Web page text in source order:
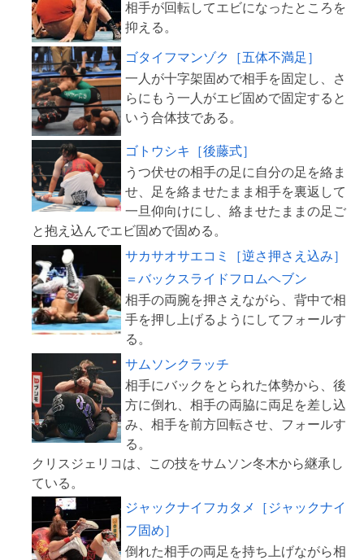
相手が回転してエビになったところを
ゴタイフマンゾク［五体不満足］
一人が十字架固めで相手を固定し、さ
らにもう一人がエビ固めで固定すると
ゴトウシキ［後藤式］
うつ伏せの相手の足に自分の足を絡ま
せ、足を絡ませたまま相手を裏返して
一旦仰向けにし、絡ませたままの足ご
サカサオサエコミ［逆さ押さえ込み］
＝バックスライドフロムヘブン
相手の両腕を押さえながら、背中で相
手を押し上げるようにしてフォールす
サムソンクラッチ
相手にバックをとられた体勢から、後
方に倒れ、相手の両脇に両足を差し込
み、相手を前方回転させ、フォールす
る。
クリスジェリコは、この技をサムソン冬木から継承し
ジャックナイフカタメ［ジャックナイ
フ固め］
倒れた相手の両足を持ち上げながら相